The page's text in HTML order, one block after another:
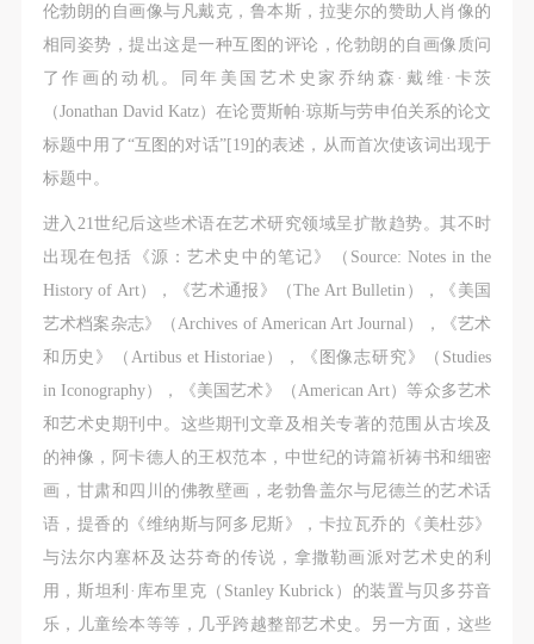
伦勃朗的自画像与凡戴克，鲁本斯，拉斐尔的赞助人肖像的
相同姿势，提出这是一种互图的评论，伦勃朗的自画像质问
了作画的动机。同年美国艺术史家乔纳森·戴维·卡茨
（Jonathan David Katz）在论贾斯帕·琼斯与劳申伯关系的论文
标题中用了“互图的对话”[19]的表述，从而首次使该词出现于
标题中。
进入21世纪后这些术语在艺术研究领域呈扩散趋势。其不时
出现在包括《源：艺术史中的笔记》（Source: Notes in the
History of Art），《艺术通报》（The Art Bulletin），《美国
艺术档案杂志》（Archives of American Art Journal），《艺术
和历史》（Artibus et Historiae），《图像志研究》（Studies
in Iconography），《美国艺术》（American Art）等众多艺术
和艺术史期刊中。这些期刊文章及相关专著的范围从古埃及
的神像，阿卡德人的王权范本，中世纪的诗篇祈祷书和细密
画，甘肃和四川的佛教壁画，老勃鲁盖尔与尼德兰的艺术话
语，提香的《维纳斯与阿多尼斯》，卡拉瓦乔的《美杜莎》
与法尔内塞杯及达芬奇的传说，拿撒勒画派对艺术史的利
用，斯坦利·库布里克（Stanley Kubrick）的装置与贝多芬音
乐，儿童绘本等等，几乎跨越整部艺术史。另一方面，这些
手机号码
发送验证码
手机号码将作为您的登录账号